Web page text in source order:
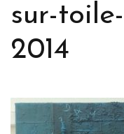
sur-
2014